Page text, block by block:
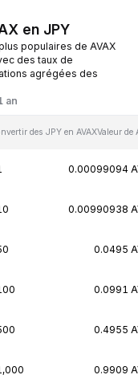
en JPY
populaires de AVAX
des taux de
agrégées des
an
des JPY en AVAXValeur de
0.00099094
0.00990938
0.0495
0.0991
0.4955
0.9909